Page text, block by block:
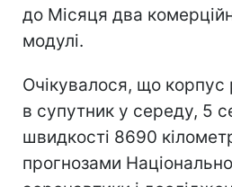
до Місяця два
модулі.
Очікувалося, що корпус
в супутник у середу, 5
швидкості 8690
прогнозами